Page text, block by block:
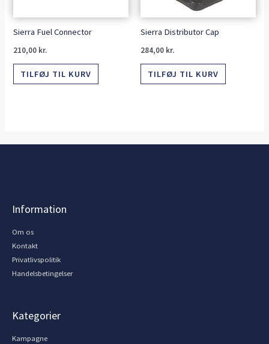
Sierra Fuel Connector
210,00 kr.
TILFØJ TIL KURV
Sierra Distributor Cap
284,00 kr.
TILFØJ TIL KURV
Information
Om os
Kontakt
Privatlivspolitik
Handelsbetingelser
Kategorier
Kampagne